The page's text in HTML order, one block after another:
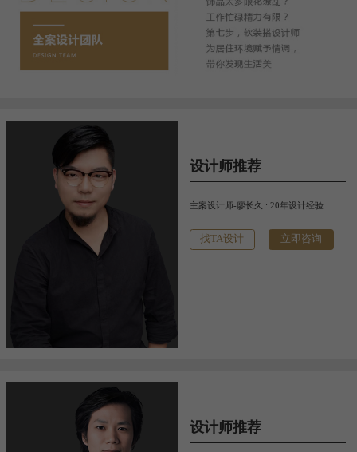
设计师推荐
主案设计师-廖长久 : 20年设计经验
找TA设计 立即咨询
设计师推荐